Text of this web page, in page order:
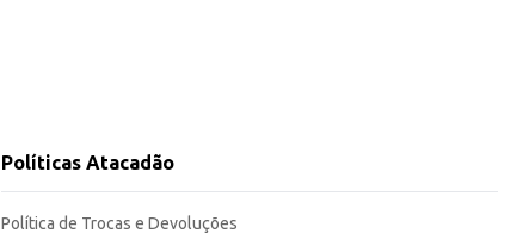
Políticas Atacadão
Política de Trocas e Devoluções